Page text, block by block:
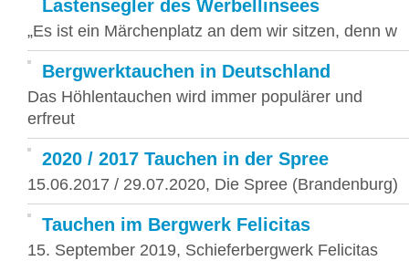
Lastensegler des Werbellinsees
„Es ist ein Märchenplatz an dem wir sitzen, denn w
Bergwerktauchen in Deutschland
Das Höhlentauchen wird immer populärer und
erfreut
2020 / 2017 Tauchen in der Spree
15.06.2017 / 29.07.2020, Die Spree (Brandenburg)
Tauchen im Bergwerk Felicitas
15. September 2019, Schieferbergwerk Felicitas